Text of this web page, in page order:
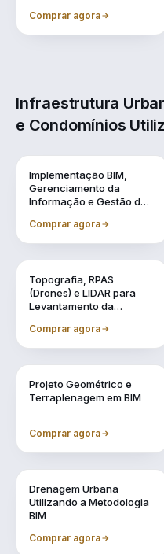
Comprar agora
Infraestrutura
e Condomínios
Implementação BIM,
Gerenciamento da
Informação e Gestão de
Comprar agora
Topografia, RPAS
(Drones) e LIDAR para
Levantamento da
Comprar agora
Projeto Geométrico e
Terraplenagem em BIM
Comprar agora
Drenagem Urbana
Utilizando a Metodologia
BIM
Comprar agora